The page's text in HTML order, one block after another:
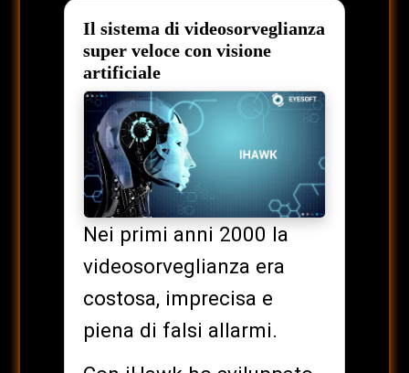
Il sistema di videosorveglianza
super veloce con visione
artificiale
Nei primi anni 2000 la
videosorveglianza era
costosa, imprecisa e
piena di falsi allarmi.